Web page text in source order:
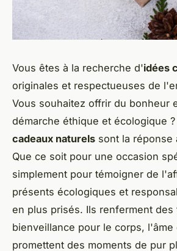
Vous êtes à la recherche d'idées
originales et respectueuses de
Vous souhaitez offrir du bonheur
démarche éthique et écologique ?
cadeaux naturels sont la réponse
Que ce soit pour une occasion
simplement pour témoigner de
présents écologiques et
en plus prisés. Ils renferment des
bienveillance pour le corps, l'âme
promettent des moments de pur